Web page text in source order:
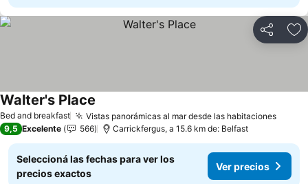
Compartir
Bed and breakfast Vistas panorámicas al mar desde las habitaciones
Walter's Place
9,5 Excelente 566 Carrickfergus, a 15.6 km de: Belfast
Seleccioná las fechas para ver los
precios exactos
Ver precios